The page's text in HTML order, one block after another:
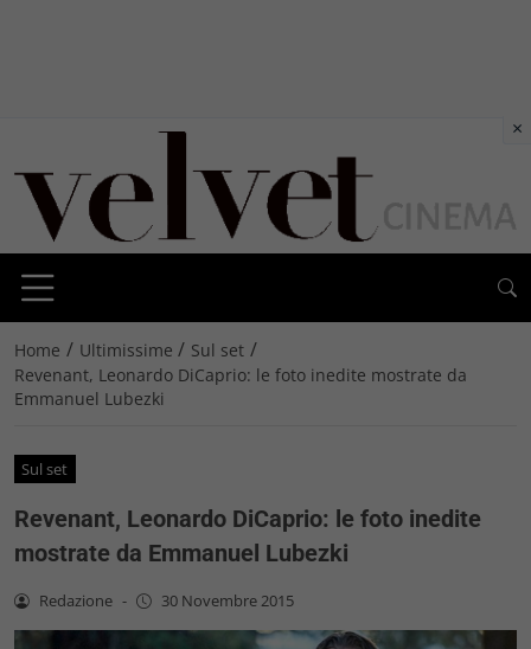
Home / Ultimissime / Sul set /
Revenant, Leonardo DiCaprio: le foto inedite mostrate da
Emmanuel Lubezki
Sul set
Revenant, Leonardo DiCaprio: le foto inedite
mostrate da Emmanuel Lubezki
Redazione - 30 Novembre 2015
×